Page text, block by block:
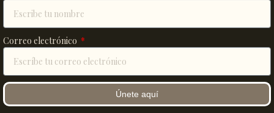
Correo electrónico
Únete aquí